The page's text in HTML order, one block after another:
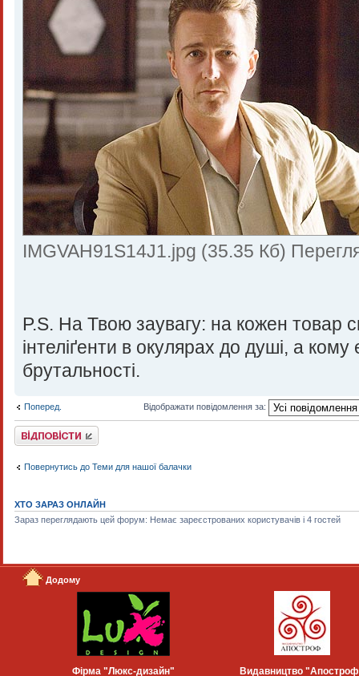
IMGVAH91S14J1.jpg (35.35 Кб)
P.S. На Твою заувагу: на кожен товар
інтеліґенти в окулярах до душі, а
брутальності.
Поперед. Відображати повідомлення за:
Відповісти
Повернутись до Теми для нашої балачки
ХТО ЗАРАЗ ОНЛАЙН
Зараз переглядають цей форум: Немає зареєстрованих користувачів і 4 гостей
Додому
Фірма "Люкс-дизайн" Видавництво